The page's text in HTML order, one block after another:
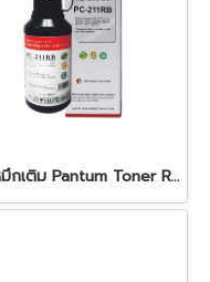
ผงหมึกเติม Pantum Toner Refill Kit for PB-211RB Black